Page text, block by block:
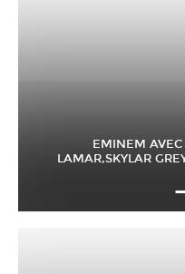
EMINEM
LAMAR,SKYLAR